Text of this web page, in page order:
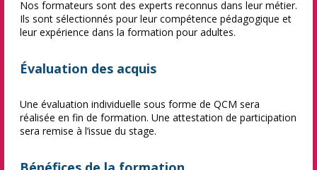
Nos formateurs sont des experts reconnus dans leur métier.
Ils sont sélectionnés pour leur compétence pédagogique et
leur expérience dans la formation pour adultes.
Évaluation des acquis
Une évaluation individuelle sous forme de QCM sera
réalisée en fin de formation. Une attestation de participation
sera remise à l’issue du stage.